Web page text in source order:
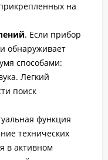
на
. Если прибор
обнаруживает
способами:
Легкий
поиск
функция
технических
в активном